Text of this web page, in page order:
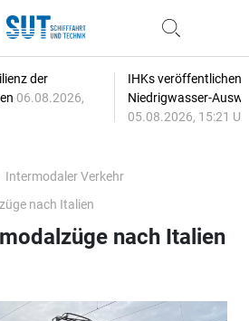
der
06.08.2026,
IHKs veröffentlichen
Niedrigwasser-
05.08.2026, 15:21
Intermodaler Verkehr
nach Italien
nach Italien